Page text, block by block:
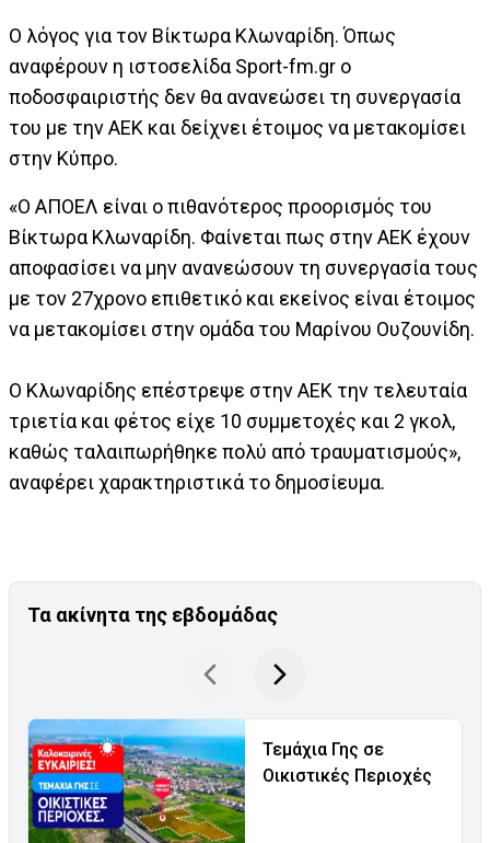
Ο λόγος για τον Βίκτωρα Κλωναρίδη. Όπως
αναφέρουν η ιστοσελίδα Sport-fm.gr ο
ποδοσφαιριστής δεν θα ανανεώσει τη συνεργασία
του με την ΑΕΚ και δείχνει έτοιμος να μετακομίσει
στην Κύπρο.
«Ο ΑΠΟΕΛ είναι ο πιθανότερος προορισμός του
Βίκτωρα Κλωναρίδη. Φαίνεται πως στην ΑΕΚ έχουν
αποφασίσει να μην ανανεώσουν τη συνεργασία τους
με τον 27χρονο επιθετικό και εκείνος είναι έτοιμος
να μετακομίσει στην ομάδα του Μαρίνου Ουζουνίδη.
Ο Κλωναρίδης επέστρεψε στην ΑΕΚ την τελευταία
τριετία και φέτος είχε 10 συμμετοχές και 2 γκολ,
καθώς ταλαιπωρήθηκε πολύ από τραυματισμούς»,
αναφέρει χαρακτηριστικά το δημοσίευμα.
Τα ακίνητα της εβδομάδας
Τεμάχια Γης σε
Οικιστικές Περιοχές